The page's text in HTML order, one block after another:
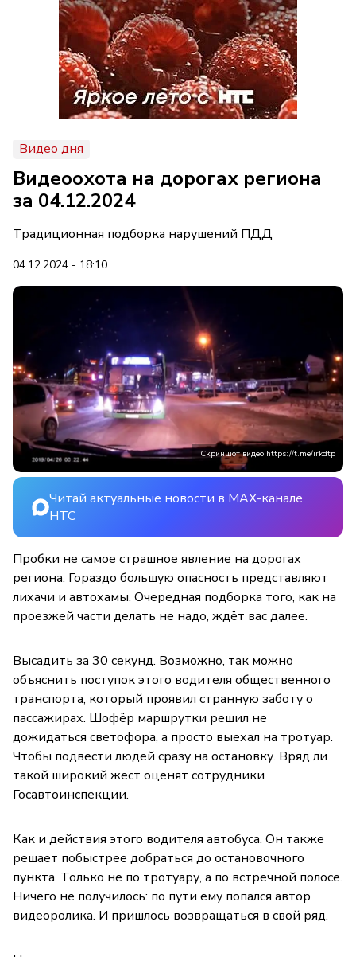
Видео дня
Видеоохота на дорогах региона
за 04.12.2024
Традиционная подборка нарушений ПДД
04.12.2024 - 18:10
Скриншот видео https://t.me/irkdtp
Читай актуальные новости в MAX-канале
НТС
Пробки не самое страшное явление на дорогах
региона. Гораздо большую опасность представляют
лихачи и автохамы. Очередная подборка того, как на
проезжей части делать не надо, ждёт вас далее.
Высадить за 30 секунд. Возможно, так можно
объяснить поступок этого водителя общественного
транспорта, который проявил странную заботу о
пассажирах. Шофёр маршрутки решил не
дожидаться светофора, а просто выехал на тротуар.
Чтобы подвести людей сразу на остановку. Вряд ли
такой широкий жест оценят сотрудники
Госавтоинспекции.
Как и действия этого водителя автобуса. Он также
решает побыстрее добраться до остановочного
пункта. Только не по тротуару, а по встречной полосе.
Ничего не получилось: по пути ему попался автор
видеоролика. И пришлось возвращаться в свой ряд.